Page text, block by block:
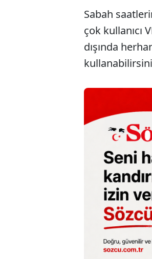
Sabah
çok kullanıcı
dışında